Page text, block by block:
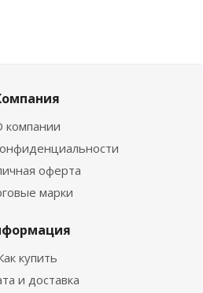
компании
оферта
марки
купить
и доставка